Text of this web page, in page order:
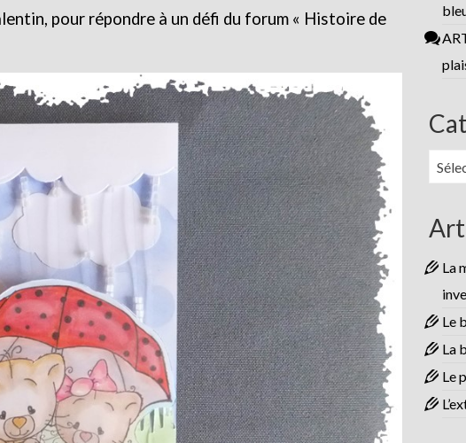
pour répondre à un défi du forum « Histoire de
La
Le
La
Le